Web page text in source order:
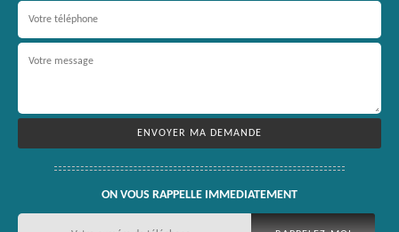
ON VOUS RAPPELLE IMMEDIATEMENT